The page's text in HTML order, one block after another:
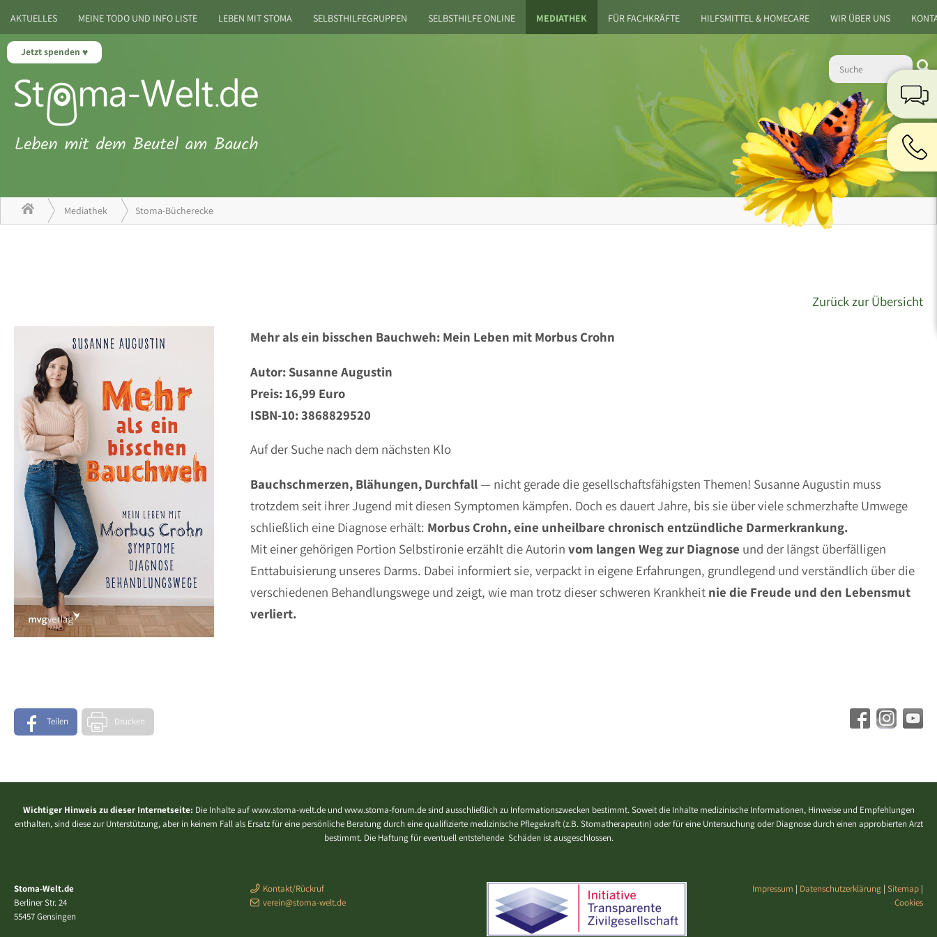
Jetzt spenden
AKTUELLES MEINE TODO UND INFO LISTE LEBEN MIT STOMA SELBSTHILFEGRUPPEN SELBSTHILFE ONLINE MEDIATHEK FÜR FACHKRÄFTE HILFSMITTEL & HOMECARE WIR ÜBER UNS
Mediathek Stoma-Bücherecke
Zurück zur Übersicht
Mehr als ein bisschen Bauchweh: Mein Leben mit Morbus Crohn
Autor: Susanne Augustin
Preis: 16,99 Euro
ISBN-10: ‎3868829520
Auf der Suche nach dem nächsten Klo
Bauchschmerzen, Blähungen, Durchfall— nicht gerade die gesellschaftsfähigsten Themen! Susanne Augustin muss
trotzdem seit ihrer Jugend mit diesen Symptomen kämpfen. Doch es dauert Jahre, bis sie über viele schmerzhafte Umwege
schließlich eine Diagnose erhält: Morbus Crohn, eine unheilbare chronisch entzündliche Darmerkrankung.
Mit einer gehörigen Portion Selbstironie erzählt die Autorin vom langen Weg zur Diagnose und der längst überfälligen
Enttabuisierung unseres Darms. Dabei informiert sie, verpackt in eigene Erfahrungen, grundlegend und verständlich über die
verschiedenen Behandlungswege und zeigt, wie man trotz dieser schweren Krankheit nie die Freude und den Lebensmut
verliert.
Teilen Drucken
Wichtiger Hinweis zu dieser Internetseite: Die Inhalte auf www.stoma-welt.de und www.stoma-forum.de sind ausschließlich zu Informationszwecken bestimmt. Soweit die Inhalte medizinische Informationen, Hinweise und Empfehlungen
enthalten, sind diese zur Unterstützung, aber in keinem Fall als Ersatz für eine persönliche Beratung durch eine qualifizierte medizinische Pflegekraft (z.B. Stomatherapeutin) oder für eine Untersuchung oder Diagnose durch einen approbierten Arzt
bestimmt. Die Haftung für eventuell entstehende Schäden ist ausgeschlossen.
Stoma-Welt.de
Berliner Str. 24
55457 Gensingen
Kontakt/Rückruf
verein@stoma-welt.de
Impressum | Datenschutzerklärung | Sitemap |
Cookies